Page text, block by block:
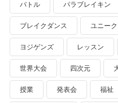
バトル パラブレイキン
ブレイクダンス ユニー
ヨジゲンズ レッスン
世界大会 四次元
授業 発表会 福祉